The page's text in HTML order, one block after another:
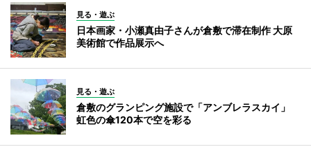
見る・遊ぶ
日本画家・小瀬真由子さんが倉敷で滞在制作 大原
美術館で作品展示へ
見る・遊ぶ
倉敷のグランピング施設で「アンブレラスカイ」
虹色の傘120本で空を彩る